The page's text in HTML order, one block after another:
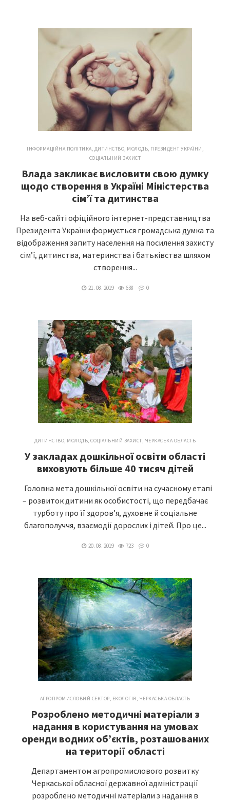
ІНФОРМАЦІЙНА ПОЛІТИКА, ДИТИНСТВО, МОЛОДЬ, ПРЕЗИДЕНТ УКРАЇНИ ,
СОЦІАЛЬНИЙ ЗАХИСТ
Влада закликає висловити свою думку
щодо створення в Україні Міністерства
сім’ї та дитинства
На веб-сайті офіційного інтернет-представництва
Президента України формується громадська думка та
відображення запиту населення на посилення захисту
сім’ї, дитинства, материнства і батьківства шляхом
створення...
21. 08. 2019 638 0
ДИТИНСТВО, МОЛОДЬ,СОЦІАЛЬНИЙ ЗАХИСТ, ЧЕРКАСЬКА ОБЛАСТЬ
У закладах дошкільної освіти області
виховують більше 40 тисяч дітей
​ Головна мета дошкільної освіти на сучасному етапі
– розвиток дитини як особистості, що передбачає
турботу про її здоров’я, духовне й соціальне
благополуччя, взаємодії дорослих і дітей. Про це...
20. 08. 2019 723 0
АГРОПРОМИСЛОВИЙ СЕКТОР, ЕКОЛОГІЯ , ЧЕРКАСЬКА ОБЛАСТЬ
Розроблено методичні матеріали з
надання в користування на умовах
оренди водних об’єктів, розташованих
на території області
Департаментом агропромислового розвитку
Черкаської обласної державної адміністрації
розроблено методичні матеріали з надання в